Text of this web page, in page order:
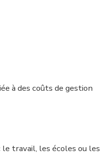
à des coûts de gestion
travail, les écoles ou les